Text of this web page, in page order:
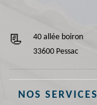
40 allée boiron
33600 Pessac
NOS SERVICES